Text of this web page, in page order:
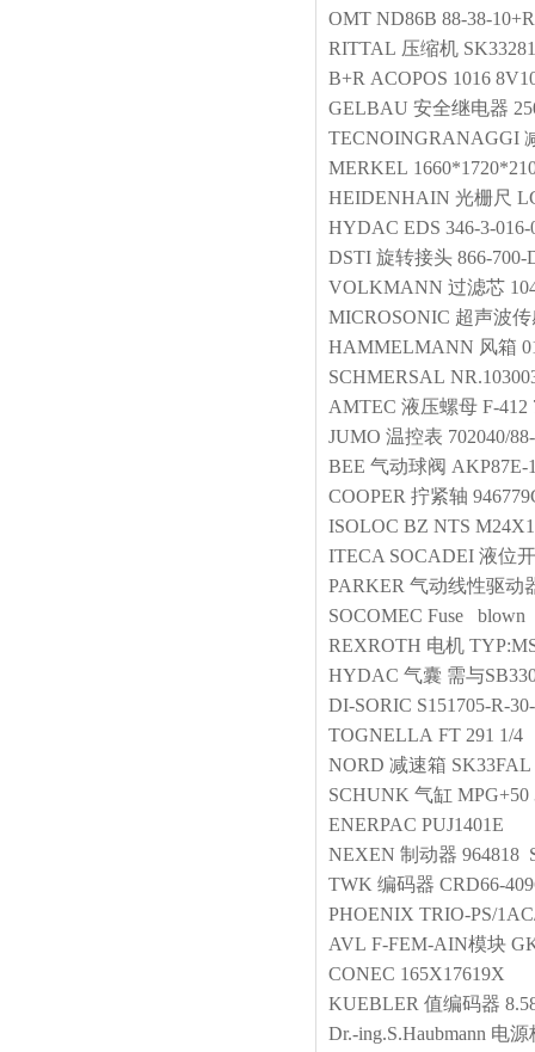
OMT ND86B 88-38-
RITTAL 压缩机
B+R ACOPOS 1016
GELBAU 安全继电器
TECNOINGRANAGGI
MERKEL
HEIDENHAIN 光栅尺
HYDAC EDS 346-3-016-
DSTI 旋转接头 866-700-
VOLKMANN 过滤芯
MICROSONIC 超声波
HAMMELMANN 风箱
SCHMERSAL
AMTEC 液压螺母 F-412
JUMO 温控表 702040/
BEE 气动球阀 AKP87E-
COOPER 拧紧轴
ISOLOC BZ NTS
ITECA SOCADEI 液位
PARKER 气动线性驱动
SOCOMEC Fuse blown
REXROTH 电机
HYDAC 气囊 需与
DI-SORIC S151705-R-
TOGNELLA FT 291 1/4
NORD 减速箱
SCHUNK 气缸 MPG+50
ENERPAC PUJ1401E
NEXEN 制动器 964818
TWK 编码器 CRD66-
PHOENIX TRIO-PS/
AVL F-FEM-AIN模块
CONEC 165X17619X
KUEBLER 值编码器
Dr.-ing.S.Haubmann 电源